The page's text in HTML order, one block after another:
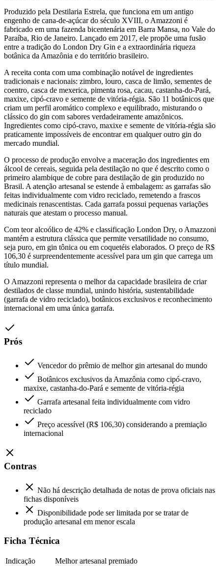
Produzido pela Destilaria Estrela, que funciona em um antigo
engenho de cana-de-açúcar do século XVIII, o Amazzoni é
fabricado em uma fazenda bicentenária em Barra Mansa, no Vale do
Paraíba, Rio de Janeiro. Lançado em 2017, ele propõe uma fusão
entre a tradição do London Dry Gin e a extraordinária riqueza
botânica da Amazônia e do território brasileiro.
A receita conta com uma combinação notável de ingredientes
tradicionais e nacionais: zimbro, louro, casca de limão, sementes de
coentro, casca de mexerica, pimenta rosa, cacau, castanha-do-Pará,
maxixe, cipó-cravo e semente de vitória-régia. São 11 botânicos que
criam um perfil aromático complexo e equilibrado, misturando o
clássico do gin com sabores verdadeiramente amazônicos.
Ingredientes como cipó-cravo, maxixe e semente de vitória-régia são
praticamente impossíveis de encontrar em qualquer outro gin do
mercado mundial.
O processo de produção envolve a maceração dos ingredientes em
álcool de cereais, seguida pela destilação no que é descrito como o
primeiro alambique de cobre para destilação de gin produzido no
Brasil. A atenção artesanal se estende à embalagem: as garrafas são
feitas individualmente com vidro reciclado, remetendo a frascos
medicinais renascentistas. Cada garrafa possui pequenas variações
naturais que atestam o processo manual.
Com teor alcoólico de 42% e classificação London Dry, o Amazzoni
mantém a estrutura clássica que permite versatilidade no consumo,
seja puro, em gin tônica ou em coquetéis elaborados. O preço de R$
106,30 é surpreendentemente acessível para um gin que carrega um
título mundial.
O Amazzoni representa o melhor da capacidade brasileira de criar
destilados de classe mundial, unindo história, sustentabilidade
(garrafa de vidro reciclado), botânicos exclusivos e reconhecimento
internacional em uma única garrafa.
Prós
Vencedor do prêmio de melhor gin artesanal do mundo
Botânicos exclusivos da Amazônia como cipó-cravo,
maxixe, castanha-do-Pará e semente de vitória-régia
Garrafa artesanal feita individualmente com vidro
reciclado
Preço acessível (R$ 106,30) considerando a premiação
internacional
Contras
Não há descrição detalhada de notas de prova oficiais nas
fichas disponíveis
Disponibilidade pode ser limitada por se tratar de
produção artesanal em menor escala
Ficha Técnica
Indicação
Melhor artesanal premiado